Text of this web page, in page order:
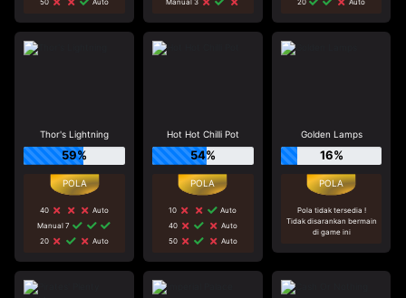
Thor's Lightning
59%
40
Auto
Manual 7
20
Auto
Hot Hot Chilli Pot
54%
10
Auto
40
Auto
50
Auto
Golden Lamps
16%
Pola tidak tersedia !
Tidak disarankan bermain
di game ini